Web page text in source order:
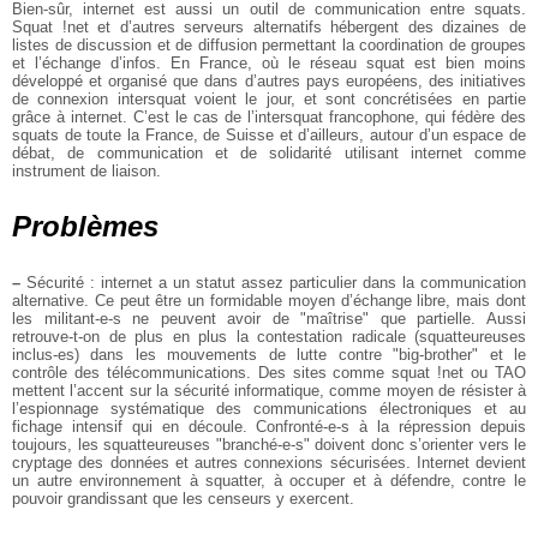
Bien-sûr, internet est aussi un outil de communication entre squats.
Squat !netet d’autres serveurs alternatifs hébergent des dizaines de
listes de discussion et de diffusion permettant la coordination de groupes
et l’échange d’infos. En France, où le réseau squat est bien moins
développé et organisé que dans d’autres pays européens, des initiatives
de connexion intersquat voient le jour, et sont concrétisées en partie
grâce à internet. C’est le cas de l’intersquat francophone, qui fédère des
squats de toute la France, de Suisse et d’ailleurs, autour d’un espace de
débat, de communication et de solidarité utilisant internet comme
instrument de liaison.
Problèmes
– Sécurité : internet a un statut assez particulier dans la communication
alternative. Ce peut être un formidable moyen d’échange libre, mais dont
les militant-e-s ne peuvent avoir de "maîtrise" que partielle. Aussi
retrouve-t-on de plus en plus la contestation radicale (squatteureuses
inclus-es) dans les mouvements de lutte contre "big-brother" et le
contrôle des télécommunications. Des sites comme squat !net ou TAO
mettent l’accent sur la sécurité informatique, comme moyen de résister à
l’espionnage systématique des communications électroniques et au
fichage intensif qui en découle. Confronté-e-s à larépression depuis
toujours, les squatteureuses "branché-e-s" doivent donc s’orienter vers le
cryptage des données et autres connexions sécurisées. Internet devient
un autre environnement à squatter, à occuper et à défendre, contre le
pouvoir grandissant que les censeurs y exercent.